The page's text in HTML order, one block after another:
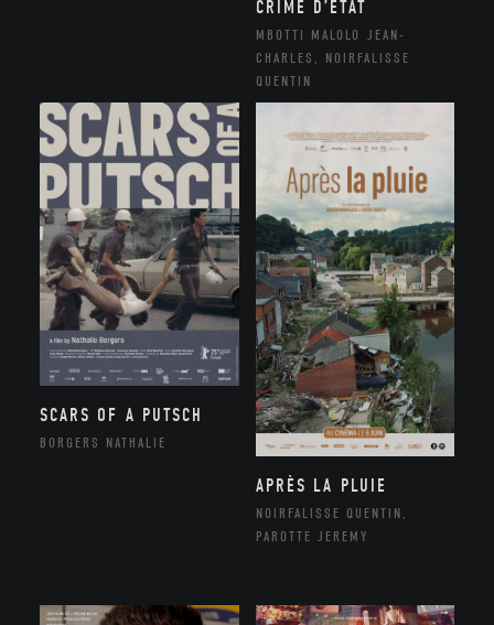
CRIME D’ÉTAT
MBOTTI MALOLO JEAN-
CHARLES, NOIRFALISSE
QUENTIN
SCARS OF A PUTSCH
BORGERS NATHALIE
APRÈS LA PLUIE
NOIRFALISSE QUENTIN,
PAROTTE JEREMY